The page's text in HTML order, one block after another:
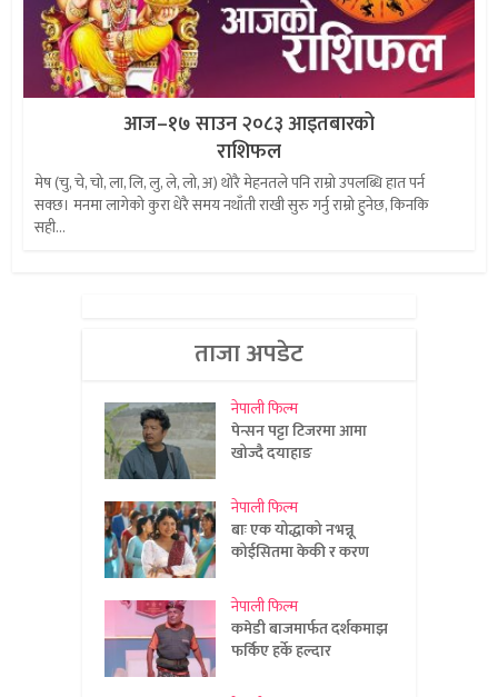
आज–१७ साउन २०८३ आइतबारको
राशिफल
मेष (चु, चे, चो, ला, लि, लु, ले, लो, अ) थोरै मेहनतले पनि राम्रो उपलब्धि हात पर्न
सक्छ। मनमा लागेको कुरा धेरै समय नथाँती राखी सुरु गर्नु राम्रो हुनेछ, किनकि
सही...
ताजा अपडेट
नेपाली फिल्म
पेन्सन पट्टा टिजरमा आमा
खोज्दै दयाहाङ
नेपाली फिल्म
बाः एक योद्धाको नभन्नू
कोईसितमा केकी र करण
नेपाली फिल्म
कमेडी बाजमार्फत दर्शकमाझ
फर्किए हर्के हल्दार